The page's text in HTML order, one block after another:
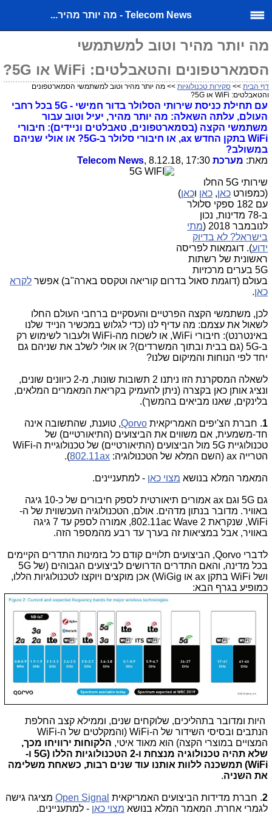
Telecom News - מה יותר מהיר...
מה יותר מהיר וטוב למשתמשי
הסמארטפונים והטאבלטים: WiFi או 5G?
דף הבית >> סקירות טכנולוגיות >> מה יותר מהיר וטוב למשתמשי הסמארטפונים
והטאבלטים: WiFi או 5G?
עם תחילת כניסת שירותי הסלולר בדור חמישי - 5G בכל רחבי
העולם, עלתה השאלה: מה יותר מהיר, יעיל וטוב עבור
משתמשי הקצה (בסמארטפונים, טאבלטים וניידים): חיבורי
WiFi בתקן החדש ax, או חיבורי סלולר ב-5G? או אולי שניהם
במשולב?
מאת: מערכת Telecom News , 8.12.18, 17:30
שירותי 5G החלו
(כמפורט כאן, כאן וכאן)
עם
182 ספקי סלולר
ב-78 מדינות, נכון
לנובמבר 2018 (
מתי
בישראל? לא בדיוק
ידוע). דוגמאות לפריסה
ראשונית של רשתות
5G בערים מרכזיות
בעולם (דוגמת סאול בדרום קוריאה וטקסס בארה"ב) אפשר לקרא
כאן.
לכן, משתמשי הקצה הפרטיים והעסקיים ברחבי העולם החלו
לשאול את עצמם: מה עדיף לנו (כדי לגלוש במכשיר הנייד שלנו
באינטרנט): חיבורי WiFi, או לשכוח מה-WiFi ולעבור לשימוש רק
ב-5G (גם בבית ובתוך המשרדים)? או אולי לשלב את שניהם גם
יחד לפי הנוחות והמיקום שלנו?
לשאלה המסקרנת הזו ניתנו 2 תשובות שונות, מ-2 כיוונים שונים,
ונציג אותן כאן בקצרה (ניתן להעמיק בקריאת המאמרים המלאים,
בלינקים, שאנו מביאים בהמשך).
1. חברת הצ'יפים האמריקאית Qorvo, טוענת, שהתשובה אינה
חד-משמעית, אם משווים את הביצועים (התיאורטיים) של
טכנולוגיית 5G מול הביצועים (התיאורטיים) של טכנולוגיית ה-WiFi
הטרייה ax (השם המלא של הטכנולוגיה:
802.11ax
).
המאמר המלא בנושא מצוי כאן - למתעניינים.
גם 5G וגם ax אמורים תיאורטית לספק חיבורים של כ-10 גיגה
באוויר. מדובר בנתון מדהים. אולם, הטכנולוגיה העכשווית של ה-
WiFi, שנקראת 802.11ac Wave 2, אמורה לספק עד 7 גיגה
באוויר, אבל במציאות זה בערך עד רבע מהמספר הזה.
לדברי Qorvo, הביצועים תלויים קודם כל בזמינות התדרים הקיימים
בכל מדינה, והאם התדרים הדרושים לביצועים הגבוהים (של 5G
ושל WiFi בתקן ax או WiGig) אכן מוקצים ויוקצו לטכנולוגיות הללו,
כמופיע בגרף הבא:
היות ומדובר בתהליכים, שלוקחים שנים, וממילא קצב החלפת
הנתבים ובסיסי השידור של ה-WiFi (והמקלטים של ה-WiFi
המצויים במוצרי הקצה) הוא מאוד איטי, הלקוחות ירוויחו מכך,
שלא תהיה טכנולוגיה מנצחת ו-2 הטכנולוגיות הללו (5G ו-
WiFi) תמשכנה ללוות אותנו עוד שנים רבות, כשאחת משלימה
את השניה.
2. חברת מדידות הביצועים האמריקאית Open Signal מציגה גישה
לגמרי אחרת. המאמר המלא בנושא מצוי כאן - למתעניינים.